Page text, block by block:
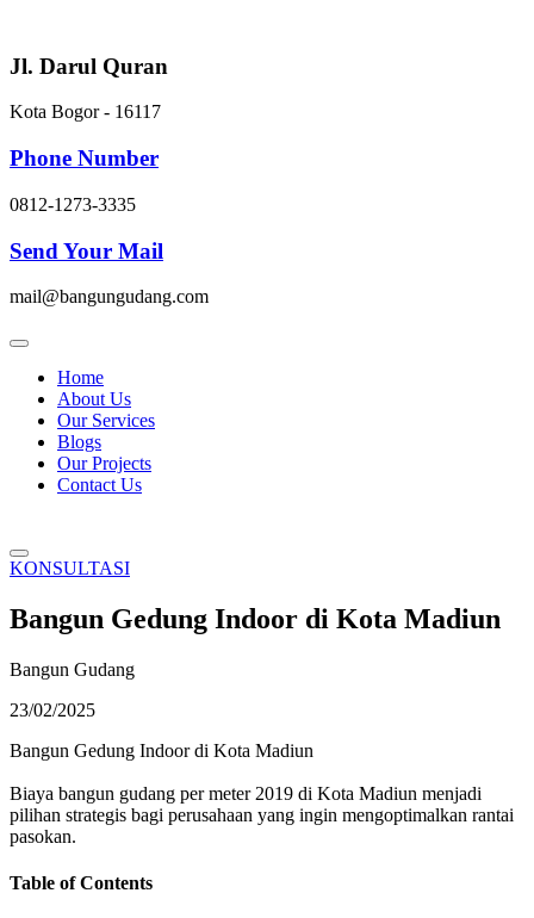
content
Jl. Darul Quran
Kota Bogor - 16117
Phone Number
0812-1273-3335
Send Your Mail
mail@bangungudang.com
Home
About Us
Our Services
Blogs
Our Projects
Contact Us
KONSULTASI
Bangun Gedung Indoor di Kota Madiun
Bangun Gudang
23/02/2025
Bangun Gedung Indoor di Kota Madiun
Biaya bangun gudang per meter 2019 di Kota Madiun menjadi
pilihan strategis bagi perusahaan yang ingin mengoptimalkan rantai
pasokan.
Table of Contents